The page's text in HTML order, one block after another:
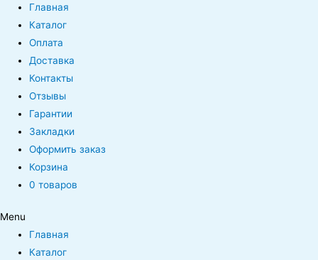
Главная
Каталог
Оплата
Доставка
Контакты
Отзывы
Гарантии
Закладки
Оформить заказ
Корзина
0 товаров
Menu
Главная
Каталог